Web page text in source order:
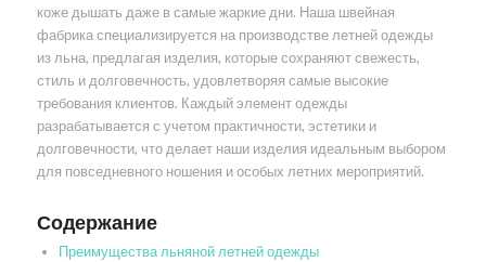
коже дышать даже в самые жаркие дни. Наша швейная
фабрика специализируется на производстве летней одежды
из льна, предлагая изделия, которые сохраняют свежесть,
стиль и долговечность, удовлетворяя самые высокие
требования клиентов. Каждый элемент одежды
разрабатывается с учетом практичности, эстетики и
долговечности, что делает наши изделия идеальным выбором
для повседневного ношения и особых летних мероприятий.
Содержание
Преимущества льняной летней одежды